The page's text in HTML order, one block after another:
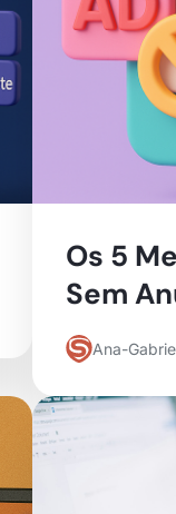
Os 5
Sem
Ana-